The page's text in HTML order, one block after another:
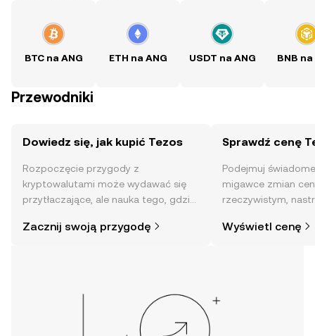
BTC na ANG ETH na ANG USDT na ANG BNB na
Przewodniki
Dowiedz się, jak kupić Tezos
Rozpoczęcie przygody z
kryptowalutami może wydawać się
przytłaczające, ale nauka tego, gdzie
mogłoby się wydawać. Rozpocznij
Zacznij swoją przygodę
Sprawdź cenę
Podejmuj
migawce zmian
rzeczywistym,
Wyświetl cenę